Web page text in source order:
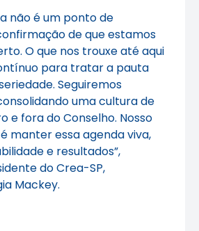
não é um ponto de
de que estamos
O que nos trouxe até aqui
para tratar a pauta
Seguiremos
uma cultura de
e fora do Conselho. Nosso
manter essa agenda viva,
e resultados”,
do Crea-SP,
Mackey.